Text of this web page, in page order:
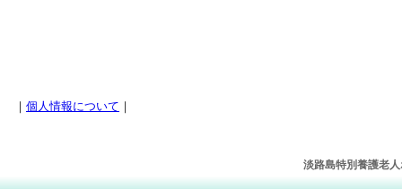
｜ 個人情報について ｜
淡路島特別養護老